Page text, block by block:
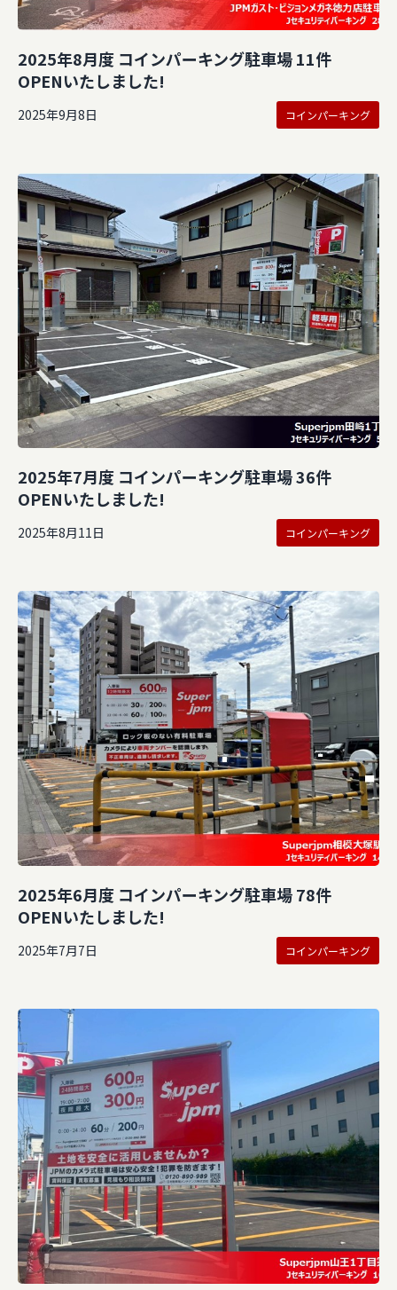
2025年8月度 コインパーキング駐車場 11件
OPENいたしました!
2025年9月8日 コインパーキング
2025年7月度 コインパーキング駐車場 36件
OPENいたしました!
2025年8月11日 コインパーキング
2025年6月度 コインパーキング駐車場 78件
OPENいたしました!
2025年7月7日 コインパーキング